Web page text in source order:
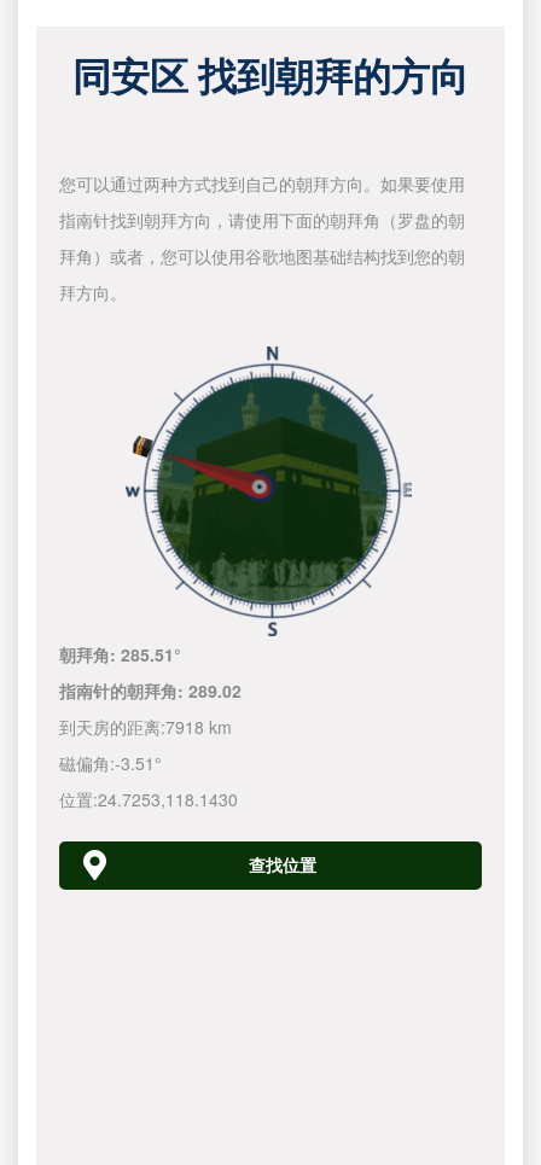
同安区 找到朝拜的方向
您可以通过两种方式找到自己的朝拜方向。如果要使用
指南针找到朝拜方向，请使用下面的朝拜角（罗盘的朝
拜角）或者，您可以使用谷歌地图基础结构找到您的朝
拜方向。
朝拜角:285.51°
指南针的朝拜角:289.02
到天房的距离:7918 km
磁偏角:-3.51°
位置:24.7253,118.1430
查找位置